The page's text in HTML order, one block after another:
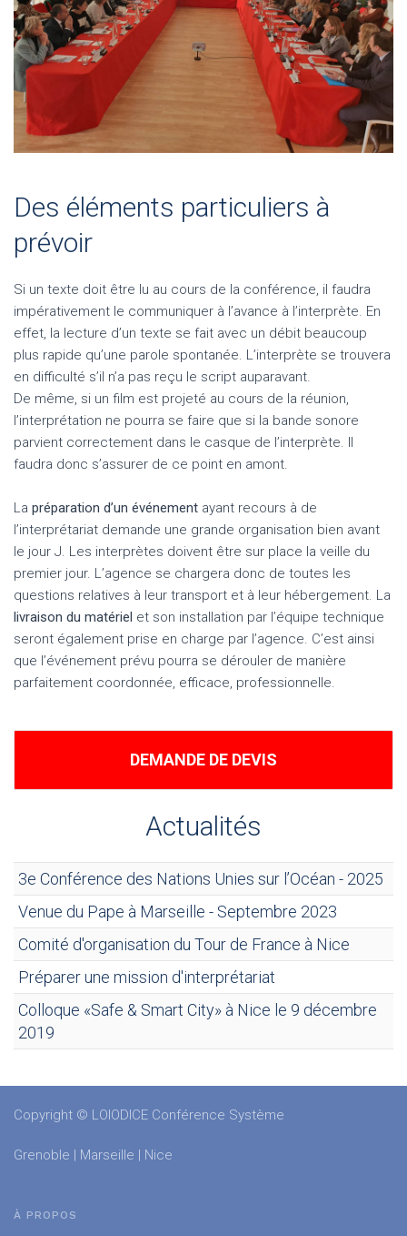
Des éléments particuliers à
prévoir
Si un texte doit être lu au cours de la conférence, il faudra
impérativement le communiquer à l’avance à l’interprète. En
effet, la lecture d’un texte se fait avec un débit beaucoup
plus rapide qu’une parole spontanée. L’interprète se trouvera
en difficulté s’il n’a pas reçu le script auparavant.
De même, si un film est projeté au cours de la réunion,
l’interprétation ne pourra se faire que si la bande sonore
parvient correctement dans le casque de l’interprète. Il
faudra donc s’assurer de ce point en amont.
La préparation d’un événement ayant recours à de
l’interprétariat demande une grande organisation bien avant
le jour J. Les interprètes doivent être sur place la veille du
premier jour. L’agence se chargera donc de toutes les
questions relatives à leur transport et à leur hébergement. La
livraison du matériel et son installation par l’équipe technique
seront également prise en charge par l’agence. C’est ainsi
que l’événement prévu pourra se dérouler de manière
parfaitement coordonnée, efficace, professionnelle.
DEMANDE DE DEVIS
Actualités
3e Conférence des Nations Unies sur l’Océan - 2025
Venue du Pape à Marseille - Septembre 2023
Comité d'organisation du Tour de France à Nice
Préparer une mission d'interprétariat
Colloque «Safe & Smart City» à Nice le 9 décembre
2019
Copyright © LOIODICE Conférence Système
Grenoble | Marseille | Nice
À PROPOS